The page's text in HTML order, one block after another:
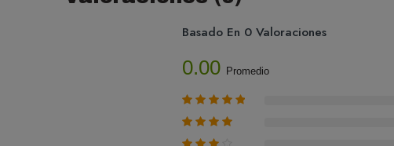
Basado En 0 Valoraciones
0.00 Promedio